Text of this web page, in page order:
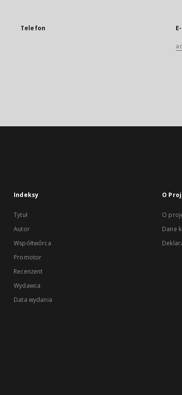
Telefon
Indeksy
Tytuł
Autor
Współtwórca
Promotor
Recenzent
Wydawca
Data wydania
O
O
Dane